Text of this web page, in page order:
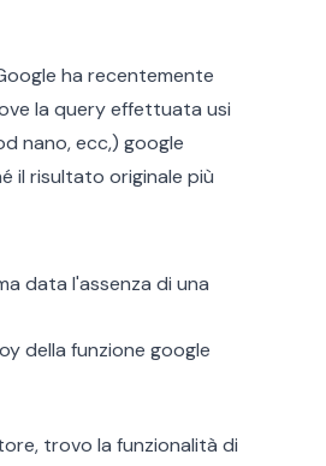
ha recentemente
la query effettuata usi
nano, ecc,) google
il risultato originale più
data l'assenza di una
della funzione google
trovo la funzionalità di